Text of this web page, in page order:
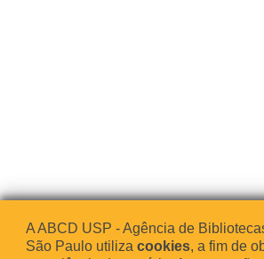
A ABCD USP - Agência de
São Paulo utiliza cookies, a fim de